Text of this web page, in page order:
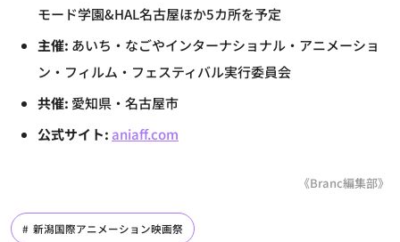
モード学園&HAL名古屋ほか5カ所を予定
主催: あいち・なごやインターナショナル・アニメーショ
ン・フィルム・フェスティバル実行委員会
共催: 愛知県・名古屋市
公式サイト: aniaff.com
《Branc編集部》
新潟国際アニメーション映画祭